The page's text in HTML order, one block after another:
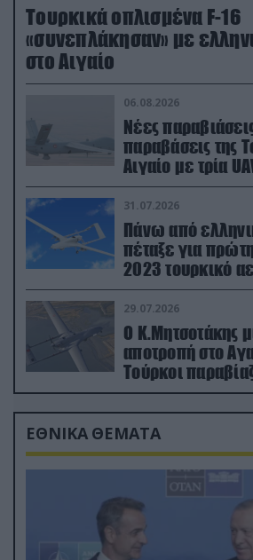
Τουρκικά οπλισμένα F-16
«συνεπλάκησαν» με
στο Αιγαίο
06.08.2026
Νέες
παραβάσεις της
Αιγαίο με τρία
31.07.2026
Πάνω από
πέταξε για
2023 τουρκικό
29.07.2026
Ο Κ.Μητσοτάκης
αποτροπή στο
Τούρκοι
drone
ΕΘΝΙΚΑ ΘΕΜΑΤΑ